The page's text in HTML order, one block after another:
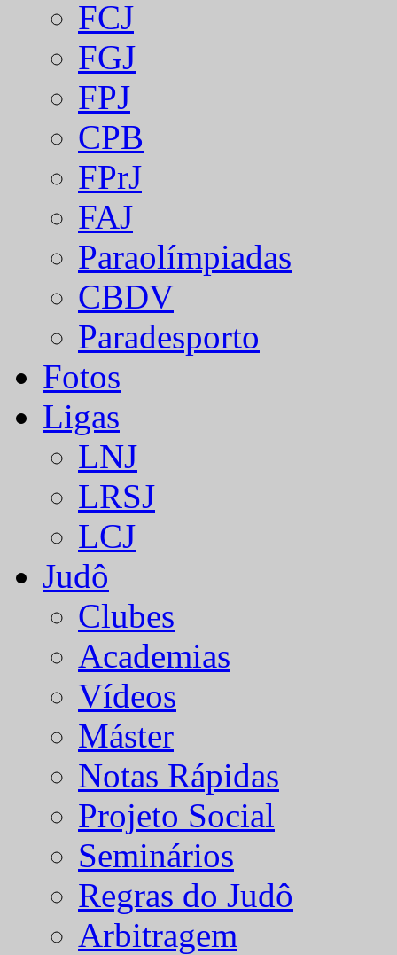
FCJ
FGJ
FPJ
CPB
FPrJ
FAJ
Paraolímpiadas
CBDV
Paradesporto
Fotos
Ligas
LNJ
LRSJ
LCJ
Judô
Clubes
Academias
Vídeos
Máster
Notas Rápidas
Projeto Social
Seminários
Regras do Judô
Arbitragem